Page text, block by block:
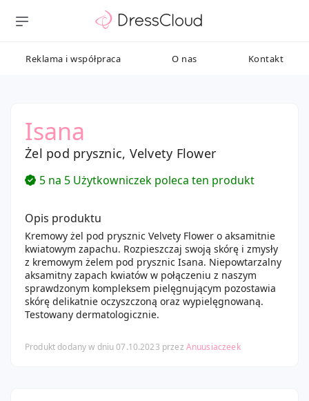
Reklama i współpraca O nas Kontakt
Isana
Żel pod prysznic, Velvety Flower
5 na 5 Użytkowniczek poleca ten produkt
Opis produktu
Kremowy żel pod prysznic Velvety Flower o aksamitnie
kwiatowym zapachu. Rozpieszczaj swoją skórę i zmysły
z kremowym żelem pod prysznic Isana. Niepowtarzalny
aksamitny zapach kwiatów w połączeniu z naszym
sprawdzonym kompleksem pielęgnującym pozostawia
skórę delikatnie oczyszczoną oraz wypielęgnowaną.
Testowany dermatologicznie.
Produkt dodany w dniu 07.10.2023 przez Anuusiaczeek